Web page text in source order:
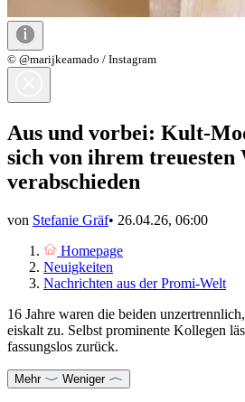
© @marijkeamado / Instagram
Aus und vorbei: Kult-
sich von ihrem treuesten
verabschieden
von Stefanie Gräf• 26.04.26, 06:00
Homepage
Neuigkeiten
Nachrichten aus der Promi-Welt
16 Jahre waren die beiden
eiskalt zu. Selbst prominente Kollegen
fassungslos zurück.
Mehr Weniger